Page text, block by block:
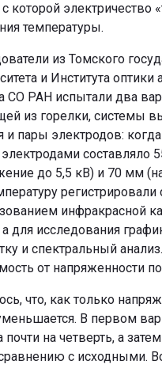
которой
температуры.
из Томского
и Института
СО РАН испытали два
из горелки, системы
и пары электродов:
составляло
до 5,5 кВ) и 70 мм
регистрировали
инфракрасной
а для исследования
и спектральный
от напряженности
что, как только
В первом
почти на четверть, а
с исходными.